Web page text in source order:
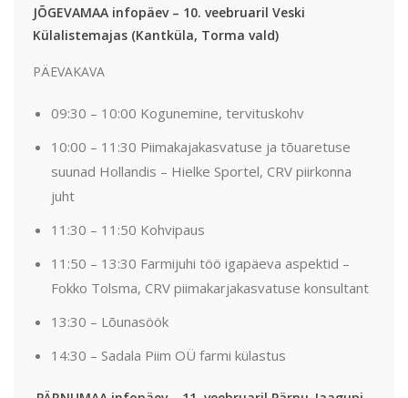
JÕGEVAMAA infopäev – 10. veebruaril Veski
Külalistemajas (Kantküla, Torma vald)
PÄEVAKAVA
09:30 – 10:00 Kogunemine, tervituskohv
10:00 – 11:30 Piimakajakasvatuse ja tõuaretuse
suunad Hollandis – Hielke Sportel, CRV piirkonna
juht
11:30 – 11:50 Kohvipaus
11:50 – 13:30 Farmijuhi töö igapäeva aspektid –
Fokko Tolsma, CRV piimakarjakasvatuse konsultant
13:30 – Lõunasöök
14:30 – Sadala Piim OÜ farmi külastus